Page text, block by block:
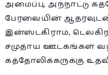
அமைப்பு, அந்நாட்டு
பேரவையின் ஆதரவுடன்,
இன்ஸ்டகிராம்,
சமுதாய ஊடகங்கள்
கத்தோலிக்கருக்கு